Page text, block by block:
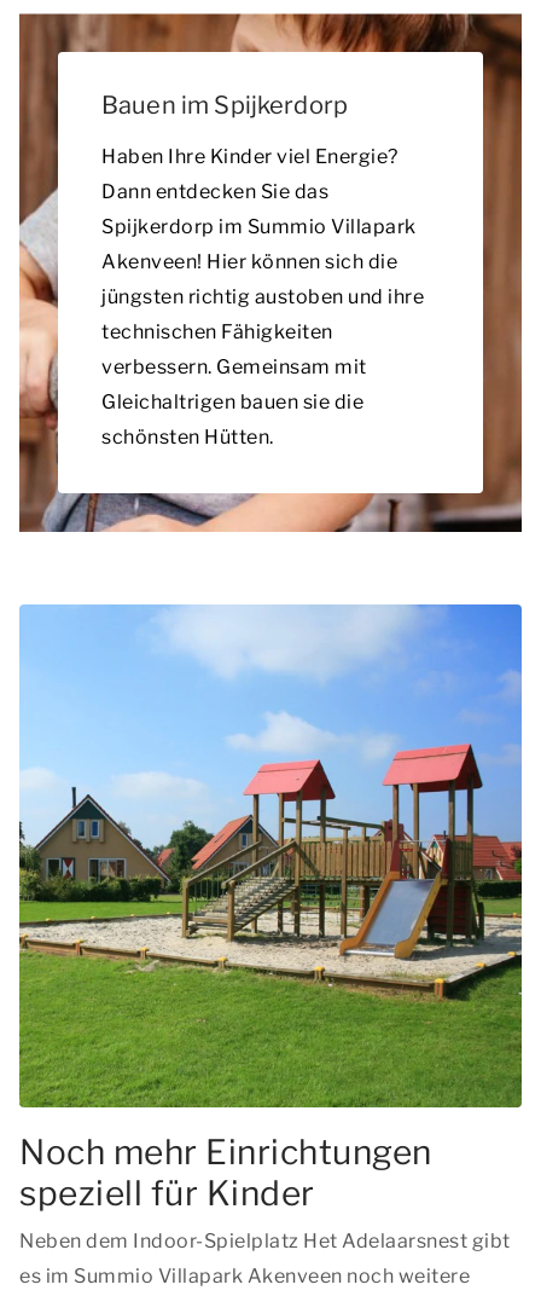
Bauen im Spijkerdorp
Haben Ihre Kinder viel Energie?
Dann entdecken Sie das
Spijkerdorp im Summio Villapark
Akenveen! Hier können sich die
jüngsten richtig austoben und ihre
technischen Fähigkeiten
verbessern. Gemeinsam mit
Gleichaltrigen bauen sie die
schönsten Hütten.
Noch mehr Einrichtungen
speziell für Kinder
Neben dem Indoor-Spielplatz Het Adelaarsnest gibt
es im Summio Villapark Akenveen noch weitere